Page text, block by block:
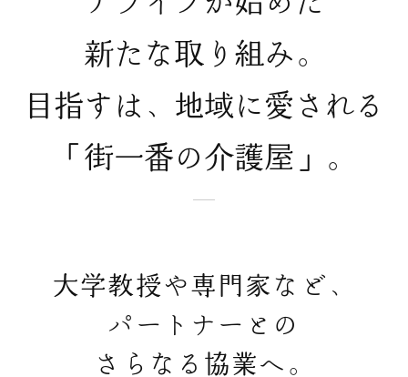
新たな取り組み。
目指すは、地域に愛される
「街一番の介護屋」。
大学教授や専門家など、
パートナーとの
さらなる協業へ。